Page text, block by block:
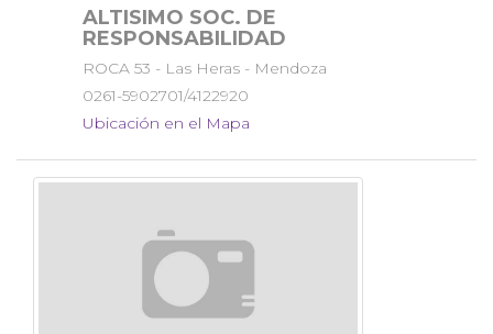
ALTISIMO SOC. DE
RESPONSABILIDAD
ROCA 53 - Las Heras - Mendoza
0261-5902701/4122920
Ubicación en el Mapa